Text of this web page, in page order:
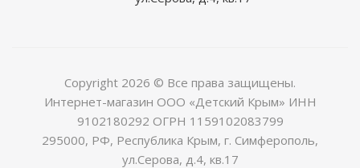
Copyright 2026 © Все права защищены.
Интернет-магазин ООО «Детский Крым» ИНН
9102180292 ОГРН 1159102083799
295000, РФ, Республика Крым, г. Симферополь,
ул.Серова, д.4, кв.17